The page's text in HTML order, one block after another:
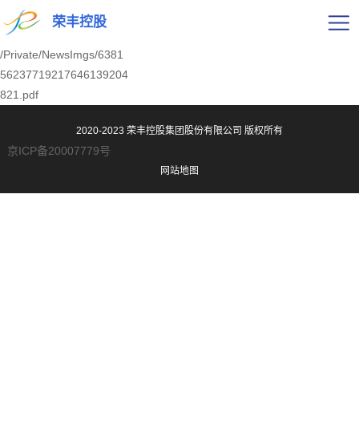
荣丰控股
/Private/NewsImgs/6381
56237719217646139204
821.pdf
2020-2023 荣丰控股集团股份有限公司 版权所有
京ICP备20007779号
网站地图